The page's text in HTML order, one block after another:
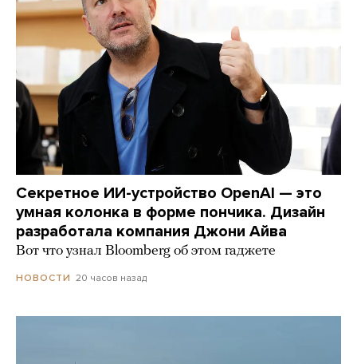
Секретное ИИ-устройство OpenAI — это
умная колонка в форме пончика. Дизайн
разработала компания Джони Айва
Вот что узнал Bloomberg об этом гаджете
НОВОСТИ 20 часов назад